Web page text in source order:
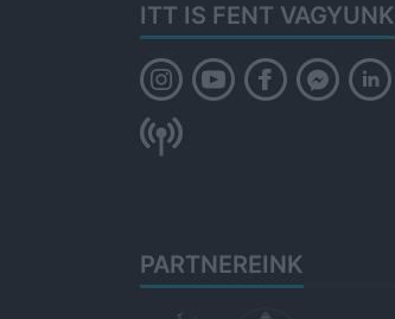
ITT IS FENT VAGYUNK
PARTNEREINK